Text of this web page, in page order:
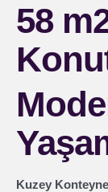
58
Kuzey